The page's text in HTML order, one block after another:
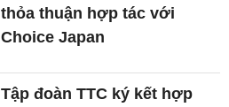
thỏa thuận hợp tác với
Choice Japan
Tập đoàn TTC ký kết hợp